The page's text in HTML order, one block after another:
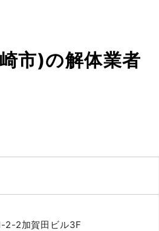
市)の解体業者
2-2加賀田ビル3F